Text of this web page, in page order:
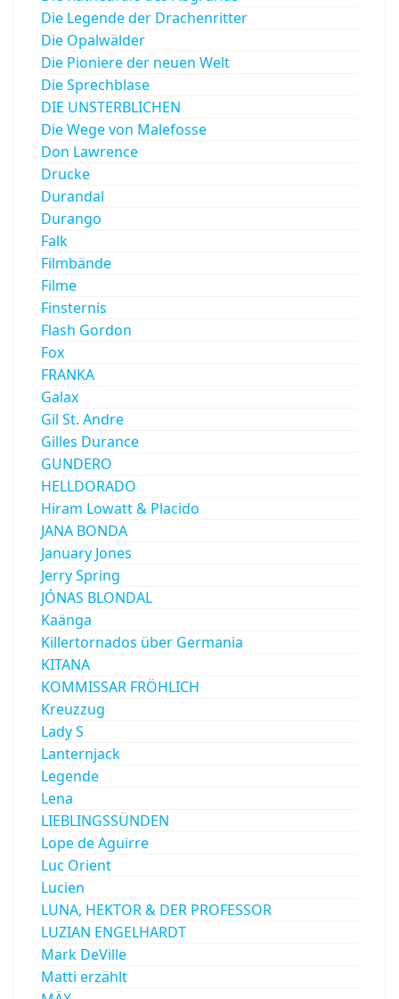
Die Legende der Drachenritter
Die Opalwälder
Die Pioniere der neuen Welt
Die Sprechblase
DIE UNSTERBLICHEN
Die Wege von Malefosse
Don Lawrence
Drucke
Durandal
Durango
Falk
Filmbände
Filme
Finsternis
Flash Gordon
Fox
FRANKA
Galax
Gil St. Andre
Gilles Durance
GUNDERO
HELLDORADO
Hiram Lowatt & Placido
JANA BONDA
January Jones
Jerry Spring
JÓNAS BLONDAL
Kaänga
Killertornados über Germania
KITANA
KOMMISSAR FRÖHLICH
Kreuzzug
Lady S
Lanternjack
Legende
Lena
LIEBLINGSSÜNDEN
Lope de Aguirre
Luc Orient
Lucien
LUNA, HEKTOR & DER PROFESSOR
LUZIAN ENGELHARDT
Mark DeVille
Matti erzählt